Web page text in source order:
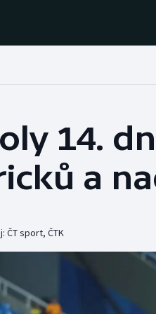
Baseball a softbal
Basketbal
Boby a skeleton
14.
a
ČT sport, ČTK